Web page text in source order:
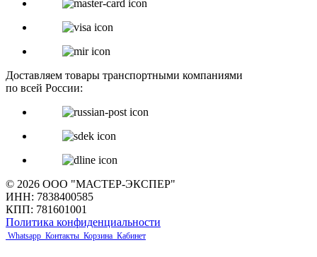
Доставляем товары транспортными компаниями
по всей России:
© 2026 ООО "МАСТЕР-ЭКСПЕР"
ИНН: 7838400585
КПП: 781601001
Политика конфиденциальности
Whatsapp Контакты Корзина Кабинет